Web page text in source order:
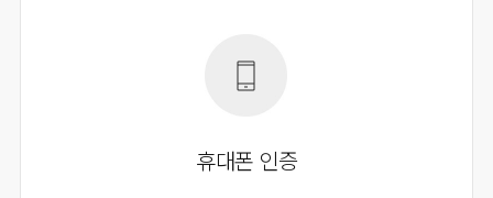
휴대폰 인증